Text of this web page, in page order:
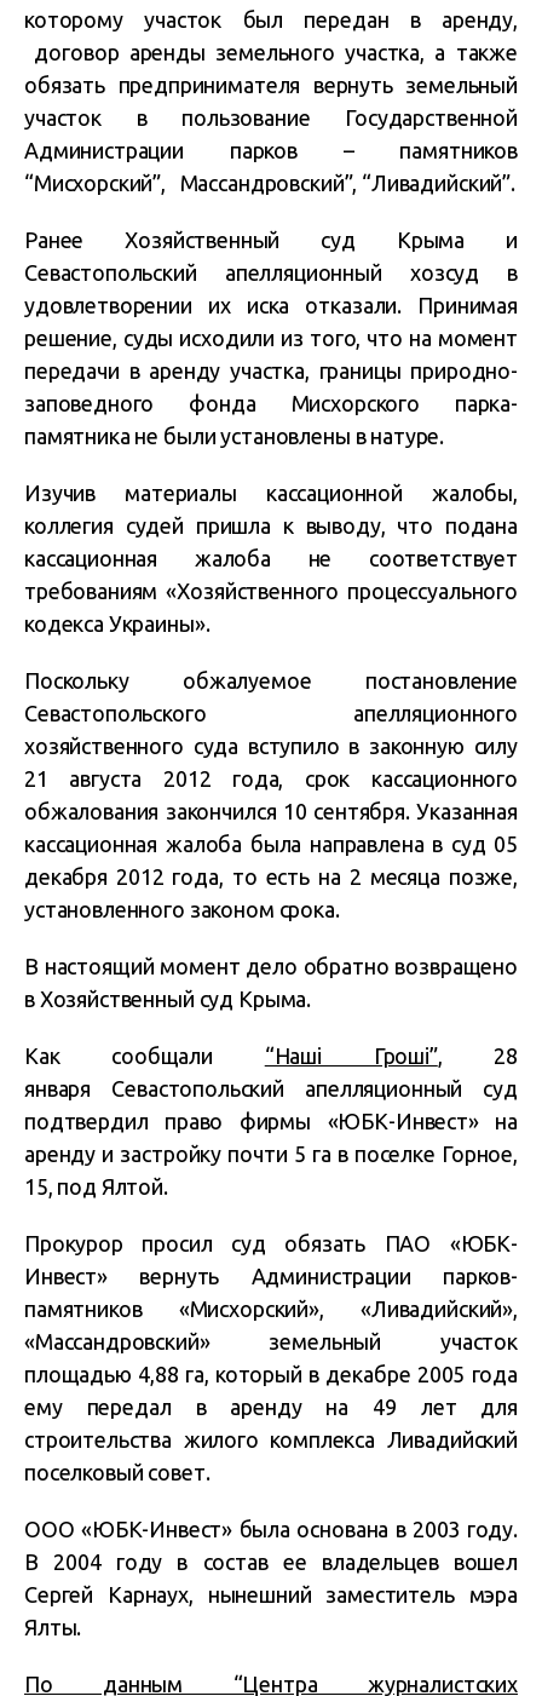
которому участок был передан в аренду,
договор аренды земельного участка, а также
обязать предпринимателя вернуть земельный
участок в пользование Государственной
Администрации парков – памятников
“Мисхорский”, Массандровский”, “Ливадийский”.
Ранее Хозяйственный суд Крыма и
Севастопольский апелляционный хозсуд в
удовлетворении их иска отказали. Принимая
решение, суды исходили из того, что на момент
передачи в аренду участка, границы природно-
заповедного фонда Мисхорского парка-
памятника не были установлены в натуре.
Изучив материалы кассационной жалобы,
коллегия судей пришла к выводу, что подана
кассационная жалоба не соответствует
требованиям «Хозяйственного процессуального
кодекса Украины».
Поскольку обжалуемое постановление
Севастопольского апелляционного
хозяйственного суда вступило в законную силу
21 августа 2012 года, срок кассационного
обжалования закончился 10 сентября. Указанная
кассационная жалоба была направлена в суд 05
декабря 2012 года, то есть на 2 месяца позже,
установленного законом срока.
В настоящий момент дело обратно возвращено
в Хозяйственный суд Крыма.
Как сообщали “Наші Гроші”, 28
января Севастопольский апелляционный суд
подтвердил право фирмы «ЮБК-Инвест» на
аренду и застройку почти 5 га в поселке Горное,
15, под Ялтой.
Прокурор просил суд обязать ПАО «ЮБК-
Инвест» вернуть Администрации парков-
памятников «Мисхорский», «Ливадийский»,
«Массандровский» земельный участок
площадью 4,88 га, который в декабре 2005 года
ему передал в аренду на 49 лет для
строительства жилого комплекса Ливадийский
поселковый совет.
ООО «ЮБК-Инвест» была основана в 2003 году.
В 2004 году в состав ее владельцев вошел
Сергей Карнаух, нынешний заместитель мэра
Ялты.
По данным “Центра журналистских